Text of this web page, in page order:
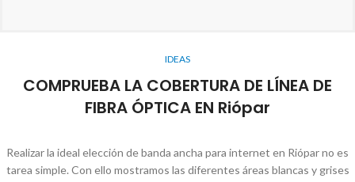
IDEAS
COMPRUEBA LA COBERTURA DE LÍNEA DE
FIBRA ÓPTICA EN Riópar
Realizar la ideal elección de banda ancha para internet en Riópar no es
tarea simple. Con ello mostramos las diferentes áreas blancas y grises